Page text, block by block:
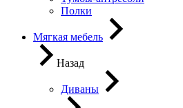
Полки
Мягкая мебель
Назад
Диваны